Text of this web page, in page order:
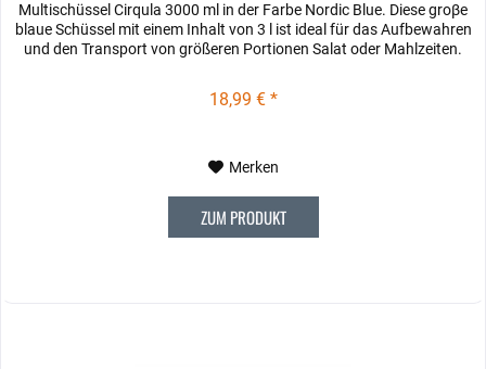
Multischüssel Cirqula 3000 ml in der Farbe Nordic Blue. Diese groβe
blaue Schüssel mit einem Inhalt von 3 l ist ideal für das Aufbewahren
und den Transport von größeren Portionen Salat oder Mahlzeiten.
18,99 € *
Merken
ZUM PRODUKT